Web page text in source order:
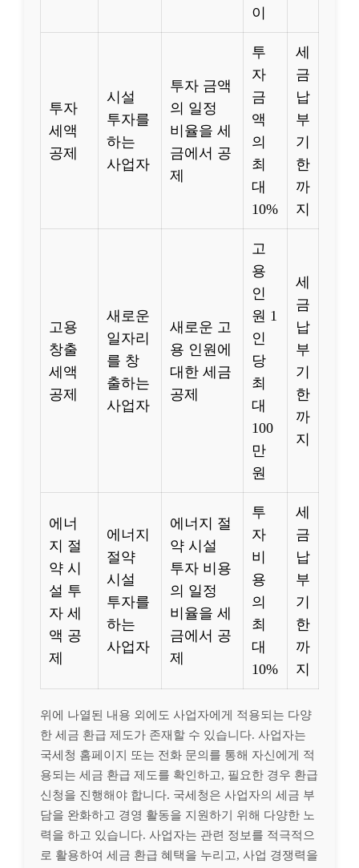
이
투자
세액
공제
시설
투자를
하는
사업자
투자 금액
의 일정
비율을 세
금에서 공
제
투
자
금
액
의
최
대
10%
세
금
납
부
기
한
까
지
고용
창출
세액
공제
새로운
일자리
를 창
출하는
사업자
새로운 고
용 인원에
대한 세금
공제
고
용
인
원 1
인
당
최
대
100
만
원
세
금
납
부
기
한
까
지
에너
지 절
약 시
설 투
자 세
액 공
제
에너지
절약
시설
투자를
하는
사업자
에너지 절
약 시설
투자 비용
의 일정
비율을 세
금에서 공
제
투
자
비
용
의
최
대
10%
세
금
납
부
기
한
까
지
위에 나열된 내용 외에도 사업자에게 적용되는 다양
한 세금 환급 제도가 존재할 수 있습니다. 사업자는
국세청 홈페이지 또는 전화 문의를 통해 자신에게 적
용되는 세금 환급 제도를 확인하고, 필요한 경우 환급
신청을 진행해야 합니다. 국세청은 사업자의 세금 부
담을 완화하고 경영 활동을 지원하기 위해 다양한 노
력을 하고 있습니다. 사업자는 관련 정보를 적극적으
로 활용하여 세금 환급 혜택을 누리고, 사업 경쟁력을